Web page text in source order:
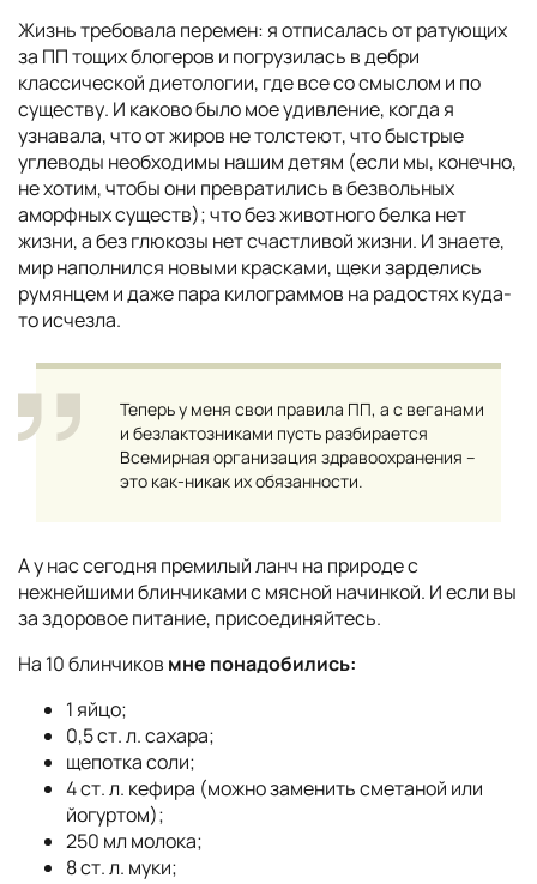
Жизнь требовала перемен: я отписалась от ратующих
за ПП тощих блогеров и погрузилась в дебри
классической диетологии, где все со смыслом и по
существу. И каково было мое удивление, когда я
узнавала, что от жиров не толстеют, что быстрые
углеводы необходимы нашим детям (если мы, конечно,
не хотим, чтобы они превратились в безвольных
аморфных существ); что без животного белка нет
жизни, а без глюкозы нет счастливой жизни. И знаете,
мир наполнился новыми красками, щеки зарделись
румянцем и даже пара килограммов на радостях куда-
то исчезла.
Теперь у меня свои правила ПП, а с веганами
и безлактозниками пусть разбирается
Всемирная организация здравоохранения –
это как-никак их обязанности.
А у нас сегодня премилый ланч на природе с
нежнейшими блинчиками с мясной начинкой. И если вы
за здоровое питание, присоединяйтесь.
На 10 блинчиков мне понадобились:
1 яйцо;
0,5 ст. л. сахара;
щепотка соли;
4 ст. л. кефира (можно заменить сметаной или
йогуртом);
250 мл молока;
8 ст. л. муки;